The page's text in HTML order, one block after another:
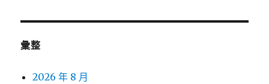
彙整
2026 年 8 月